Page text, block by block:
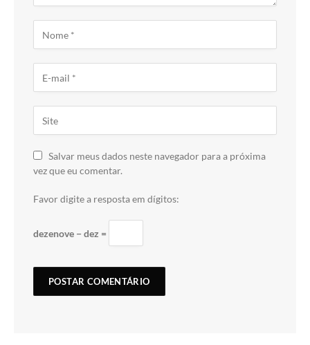
Salvar meus dados neste navegador para a próxima
vez que eu comentar.
Favor digite a resposta em dígitos:
dezenove − dez =